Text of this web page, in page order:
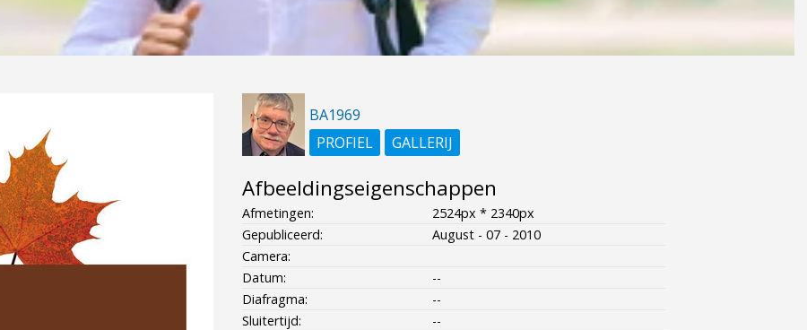
BA1969
PROFIEL
GALLERIJ
Afbeeldingseigenschappen
Afmetingen:
2524px * 2340px
Gepubliceerd:
August - 07 - 2010
Camera:
Datum:
--
Diafragma:
--
Sluitertijd:
--